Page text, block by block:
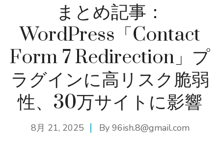
まとめ記事：
WordPress「Contact
Form 7 Redirection」プ
ラグインに高リスク脆弱
性、30万サイトに影響
8月 21, 2025 By 96ish.8@gmail.com